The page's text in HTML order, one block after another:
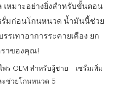
หมาะอย่างยิ่งสำหรับขั้นตอน
รั่มก่อนโกนหนวด น้ำมันนี้ช่วย
เทาอาการระคายเคือง ยก
ราของคุณ!